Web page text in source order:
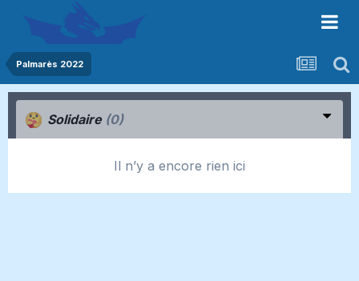
Palmarès 2022
Solidaire (0)
Il n’y a encore rien ici